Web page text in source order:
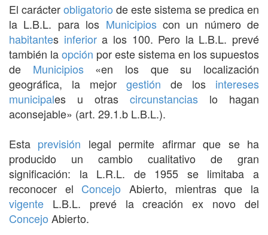
El carácterobligatorio de este sistema se predica en
la L.B.L. para los Municipioscon un número de
habitantes inferiora los 100. Pero la L.B.L. prevé
también laopción por este sistema en los supuestos
de Municipios«en los que su localización
geográfica, la mejor gestión de los intereses
municipales u otras circunstancias lo hagan
aconsejable» (art. 29.1.b L.B.L.).
Esta previsión legal permite afirmar que se ha
producido un cambio cualitativo de gran
significación: la L.R.L. de 1955 se limitaba a
reconocer el Concejo Abierto, mientras que la
vigente L.B.L. prevé la creación ex novo del
Concejo Abierto.